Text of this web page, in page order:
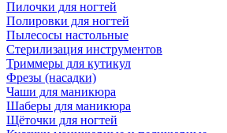
Пилочки для ногтей
Полировки для ногтей
Пылесосы настольные
Стерилизация инструментов
Триммеры для кутикул
Фрезы (насадки)
Чаши для маникюра
Шаберы для маникюра
Щёточки для ногтей